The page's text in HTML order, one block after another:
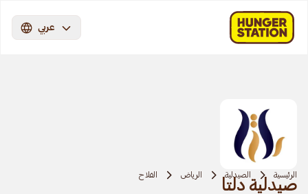
عربي
الرئيسية الصيدلية الرياض الفلاح
صيدلية دلتا